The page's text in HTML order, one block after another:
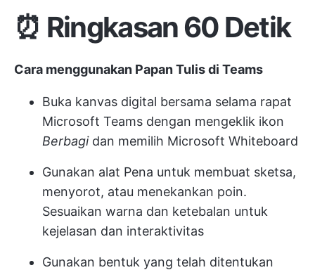
⏰ Ringkasan 60 Detik
Cara menggunakan Papan Tulis di Teams
Buka kanvas digital bersama selama rapat
Microsoft Teams dengan mengeklik ikon
Berbagidan memilih Microsoft Whiteboard
Gunakan alat Pena untuk membuat sketsa,
menyorot, atau menekankan poin.
Sesuaikan warna dan ketebalan untuk
kejelasan dan interaktivitas
Gunakan bentuk yang telah ditentukan